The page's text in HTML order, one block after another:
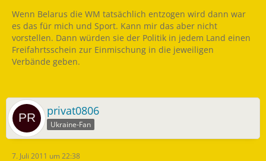
Wenn Belarus die WM tatsächlich entzogen wird dann war
es das für mich und Sport. Kann mir das aber nicht
vorstellen. Dann würden sie der Politik in jedem Land einen
Freifahrtsschein zur Einmischung in die jeweiligen
Verbände geben.
privat0806
Ukraine-Fan
7. Juli 2011 um 22:38